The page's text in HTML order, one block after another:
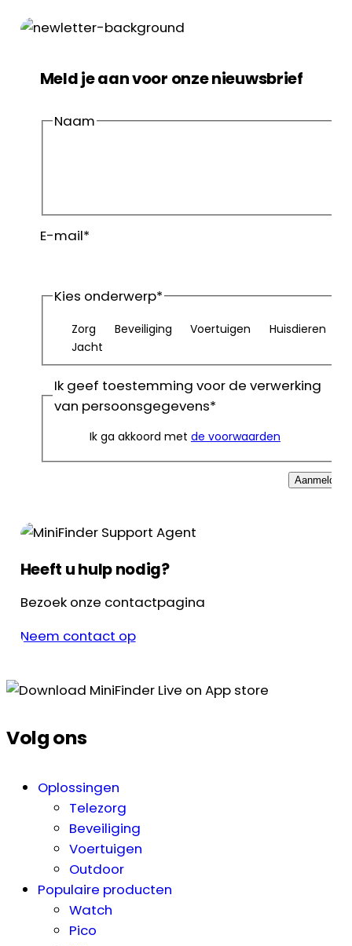
Meld je aan voor onze nieuwsbrief
Naam
Achternaam
E-mail*
Kies onderwerp*
Zorg Beveiliging Voertuigen
Huisdieren
Jacht
Ik geef toestemming voor de verwerking
van persoonsgegevens*
Ik ga akkoord met de voorwaarden
Aanmelden
Heeft u hulp nodig?
Bezoek onze contactpagina
Neem contact op
Volg ons
Oplossingen
Telezorg
Beveiliging
Voertuigen
Outdoor
Populaire producten
Watch
Pico